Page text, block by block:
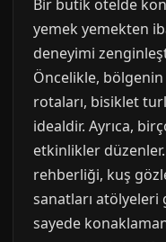
Bir butik otelde
yemek yemekten
deneyimi
Öncelikle,
rotaları, bisiklet
idealdir. Ayrıca,
etkinlikler
rehberliği, kuş
sanatları
sayede